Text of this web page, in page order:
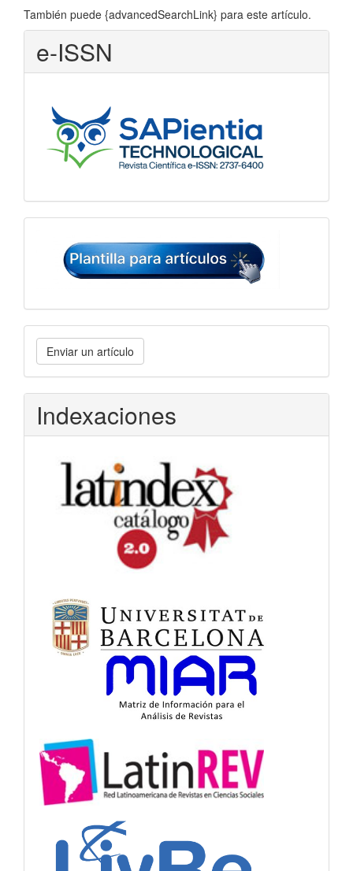
También puede {advancedSearchLink} para este artículo.
e-ISSN
Plantilla
para
Enviar
un
artículo
Enviar un artículo
Indexaciones